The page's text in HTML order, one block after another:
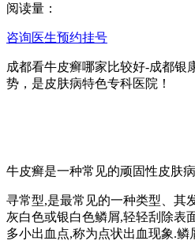
阅读量：
咨询医生预约挂号
成都看牛皮癣哪家比较好-成都银
势，是皮肤病特色专科医院！
牛皮癣是一种常见的顽固性皮肤
寻常型,是最常见的一种类型、其
灰白色或银白色鳞屑,轻轻刮除表
多小出血点,称为点状出血现象.